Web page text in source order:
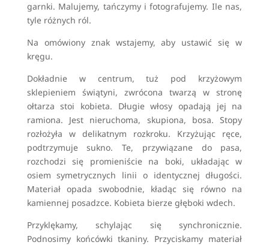
garnki. Malujemy, tańczymy i fotografujemy. Ile nas,
tyle różnych ról.
Na omówiony znak wstajemy, aby ustawić się w
kręgu.
Dokładnie w centrum, tuż pod krzyżowym
sklepieniem świątyni, zwrócona twarzą w stronę
ołtarza stoi kobieta. Długie włosy opadają jej na
ramiona. Jest nieruchoma, skupiona, bosa. Stopy
rozłożyła w delikatnym rozkroku. Krzyżując ręce,
podtrzymuje sukno. Te, przywiązane do pasa,
rozchodzi się promieniście na boki, układając w
osiem symetrycznych linii o identycznej długości.
Materiał opada swobodnie, kładąc się równo na
kamiennej posadzce. Kobieta bierze głęboki wdech.
Przyklękamy, schylając się synchronicznie.
Podnosimy końcówki tkaniny. Przyciskamy materiał